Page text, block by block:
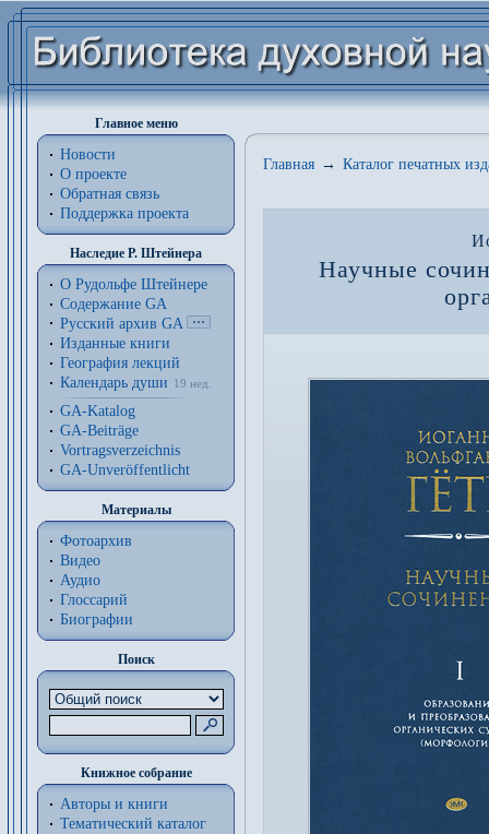
Главное меню
Новости
О проекте
Обратная связь
Поддержка проекта
Наследие Р. Штейнера
О Рудольфе Штейнере
Содержание GA
Русский архив GA
Изданные книги
География лекций
Календарь души
19 нед.
GA-Katalog
GA-Beiträge
Vortragsverzeichnis
GA-Unveröffentlicht
Материалы
Фотоархив
Видео
Аудио
Глоссарий
Биографии
Поиск
Книжное собрание
Авторы и книги
Тематический каталог
Главная → Каталог печатных
Научные